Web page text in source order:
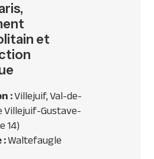
et
:Villejuif, Val-de-
Villejuif-Gustave-
14)
:Waltefaugle